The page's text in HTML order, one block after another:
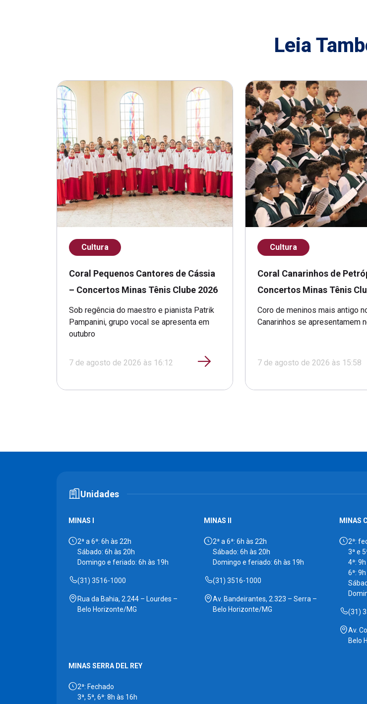
Leia
Cultura
Coral Pequenos Cantores de Cássia
– Concertos Minas Tênis Clube 2026
Sob regência do maestro e pianista Patrik
Pampanini, grupo vocal se apresenta em
outubro
7 de agosto de 2026 às 16:12
Cultura
Coral Canarinhos de
Concertos Minas Tênis
Coro de meninos mais antigo
Canarinhos se apresentamem
7 de agosto de 2026 às 15:58
Unidades
MINAS I
2ª a 6ª: 6h às 22h
Sábado: 6h às 20h
Domingo e feriado: 6h às 19h
(31) 3516-1000
Rua da Bahia, 2.244 – Lourdes –
Belo Horizonte/MG
MINAS II
2ª a 6ª: 6h às 22h
Sábado: 6h às 20h
Domingo e feriado: 6h às 19h
(31) 3516-1000
Av. Bandeirantes, 2.323 – Serra –
Belo Horizonte/MG
MINAS
2ª:
3ª e
4ª:
6ª:
(31)
Av.
Belo
MINAS SERRA DEL REY
2ª: Fechado
3ª, 5ª, 6ª: 8h às 16h